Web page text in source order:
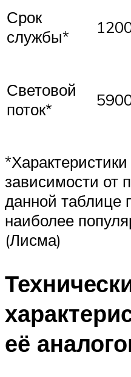
Срок
службы*
Световой
поток*
зависимости от
данной таблице
наиболее
(Лисма)
её